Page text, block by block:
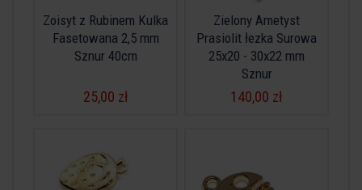
Zoisyt z Rubinem Kulka
Fasetowana 2,5 mm
Sznur 40cm
25,00 zł
Zielony Ametyst
Prasiolit łezka Surowa
25x20 - 30x22 mm
Sznur
140,00 zł